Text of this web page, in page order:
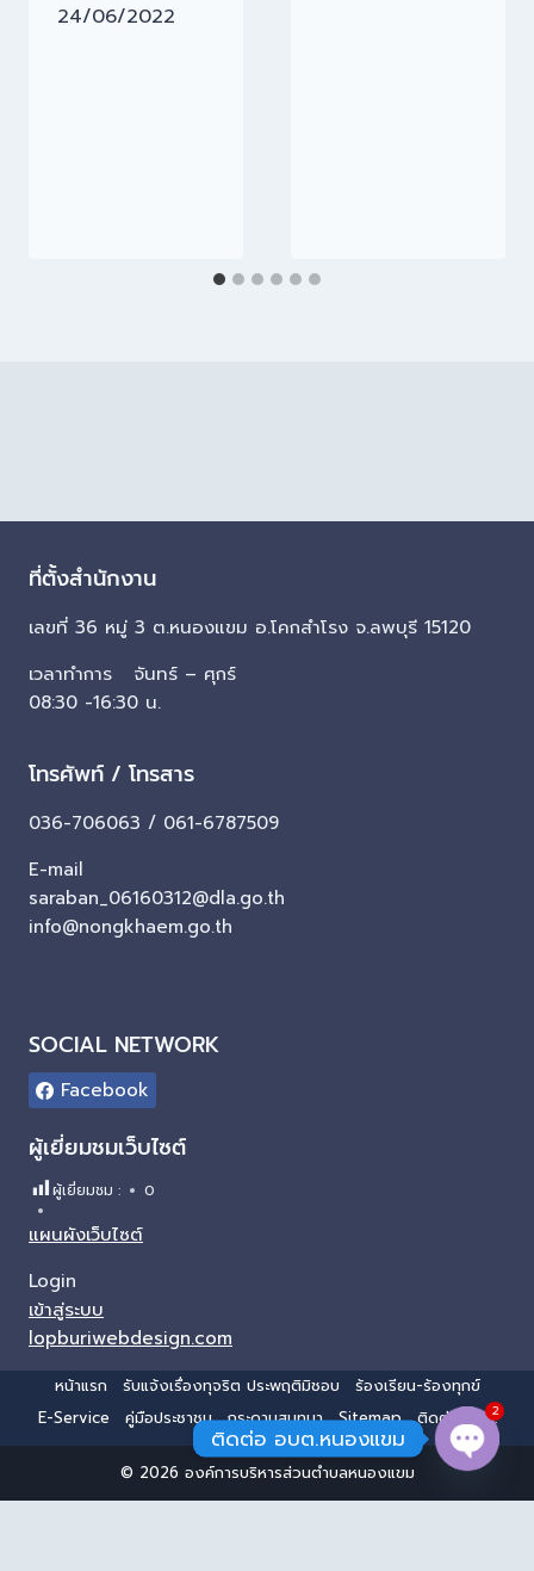
24/06/2022
ที่ตั้งสำนักงาน
เลขที่ 36 หมู่ 3 ต.หนองแขม อ.โคกสำโรง จ.ลพบุรี 15120
เวลาทำการ จันทร์ – ศุกร์
08:30 -16:30 น.
โทรศัพท์ / โทรสาร
036-706063 / 061-6787509
E-mail
saraban_06160312@dla.go.th
info@nongkhaem.go.th
SOCIAL NETWORK
Facebook
ผู้เยี่ยมชมเว็บไซต์
ผู้เยี่ยมชม : 0
แผนผังเว็บไซต์
Login
เข้าสู่ระบบ
lopburiwebdesign.com
หน้าแรก รับแจ้งเรื่องทุจริต ประพฤติมิชอบ
ร้องเรียน-ร้องทุกข์
E-Service
คู่มือประชาชน กระดานสนทนา Sitemap ติดต่อ อบต.
© 2026 องค์การบริหารส่วนตำบลหนองแขม
ติดต่อ อบต.หนองแขม
2